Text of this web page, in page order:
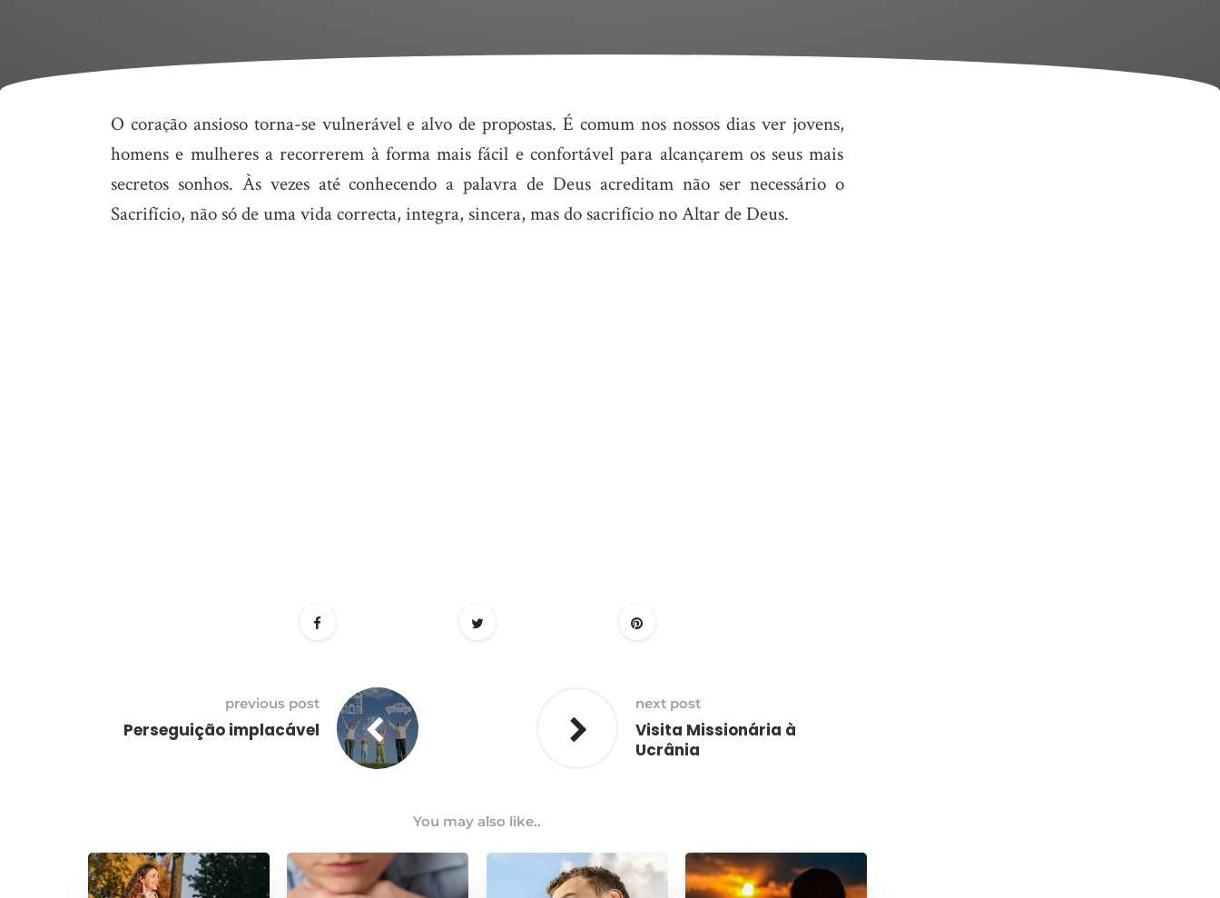
Não
vá
por
atalhos
O coração ansioso torna-se vulnerável e alvo de propostas. É comum nos nossos dias ver jovens,
homens e mulheres a recorrerem à forma mais fácil e confortável para alcançarem os seus mais
secretos sonhos. Às vezes até conhecendo a palavra de Deus acreditam não ser necessário o
Sacrifício, não só de uma vida correcta, integra, sincera, mas do sacrifício no Altar de Deus.
previous post
Perseguição implacável
next post
Visita Missionária à
Ucrânia
You may also like..